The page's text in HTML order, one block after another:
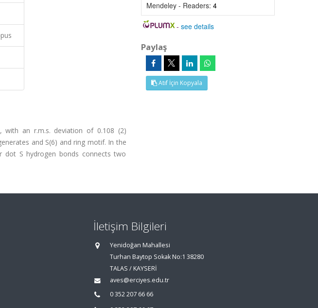
with an r.m.s. deviation of 0.108 (2)
and S(6) and ring motif. In the
S hydrogen bonds connects two
Mendeley - Readers: 4
-see details
Paylaş
Atıf İçin Kopyala
İletişim Bilgileri
Yenidoğan Mahallesi
Turhan Baytop Sokak No:1 38280
TALAS / KAYSERİ
aves@erciyes.edu.tr
0 352 207 66 66